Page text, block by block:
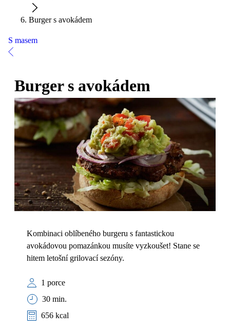
Burger s avokádem
S masem
Burger s avokádem
Kombinaci oblíbeného burgeru s fantastickou
avokádovou pomazánkou musíte vyzkoušet! Stane se
hitem letošní grilovací sezóny.
1 porce
30 min.
656 kcal